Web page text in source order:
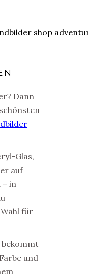
Dann
Glas,
auf
in
für
und